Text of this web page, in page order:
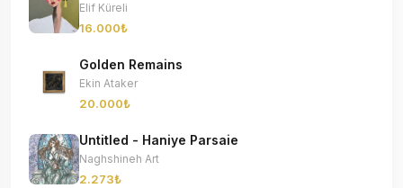
Elif Küreli
16.000₺
Golden Remains
Ekin Ataker
20.000₺
Untitled - Haniye Parsaie
Naghshineh Art
2.273₺